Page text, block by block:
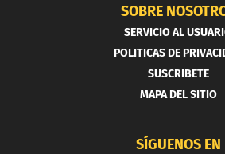
SOBRE
SERVICIO AL
POLITICAS DE
SUSCRIBETE
MAPA DEL SITIO
SÍGUENOS EN